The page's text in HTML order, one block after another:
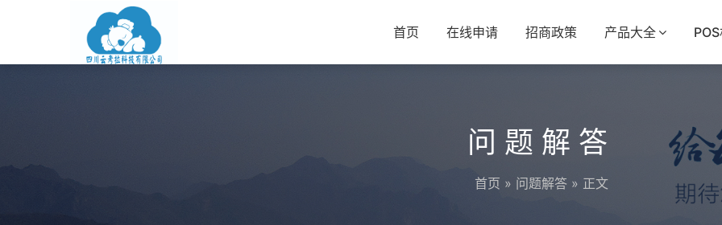
首页 在线申请 招商政策 产品大全
问题解答
首页 » 问题解答 » 正文